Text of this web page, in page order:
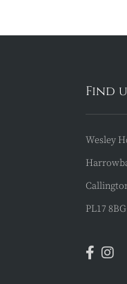
Find
Wesley
PL17 8BG